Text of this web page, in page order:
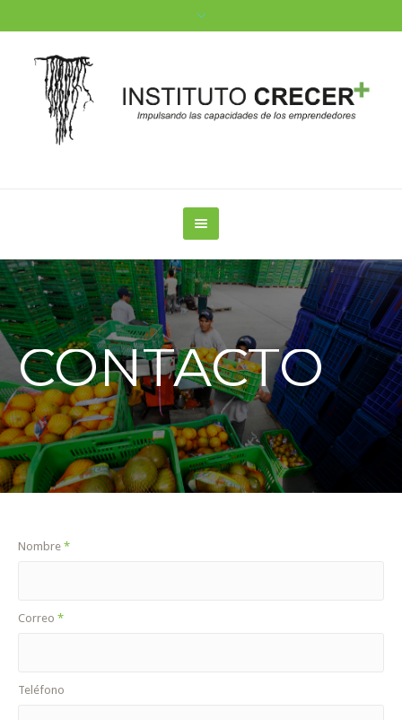
CONTACTO
Nombre*
Correo*
Teléfono